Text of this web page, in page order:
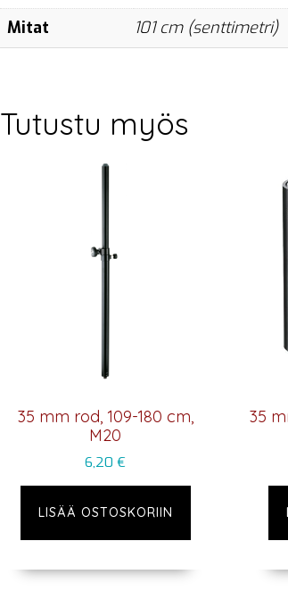
Mitat
101 cm (senttimetri)
Tutustu myös
35 mm rod, 109-180 cm,
M20
6,20€
LISÄÄ OSTOSKORIIN
35